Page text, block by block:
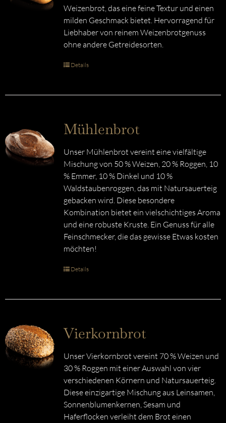
Weizenbrot, das eine feine Textur und einen
milden Geschmack bietet. Hervorragend für
Liebhaber von reinem Weizenbrotgenuss
ohne andere Getreidesorten.
Details
Mühlenbrot
Unser Mühlenbrot vereint eine vielfältige
Mischung von 50 % Weizen, 20 % Roggen, 10
% Emmer, 10 % Dinkel und 10 %
Waldstaubenroggen, das mit Natursauerteig
gebacken wird. Diese besondere
Kombination bietet ein vielschichtiges Aroma
und eine robuste Kruste. Ein Genuss für alle
Feinschmecker, die das gewisse Etwas kosten
möchten!
Details
Vierkornbrot
Unser Vierkornbrot vereint 70 % Weizen und
30 % Roggen mit einer Auswahl von vier
verschiedenen Körnern und Natursauerteig.
Diese einzigartige Mischung aus Leinsamen,
Sonnenblumenkernen, Sesam und
Haferflocken verleiht dem Brot einen